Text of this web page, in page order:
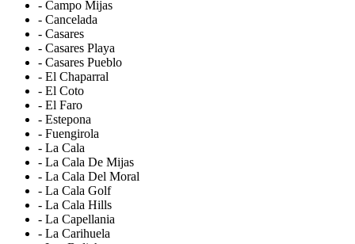
- Campo Mijas
- Cancelada
- Casares
- Casares Playa
- Casares Pueblo
- El Chaparral
- El Coto
- El Faro
- Estepona
- Fuengirola
- La Cala
- La Cala De Mijas
- La Cala Del Moral
- La Cala Golf
- La Cala Hills
- La Capellania
- La Carihuela